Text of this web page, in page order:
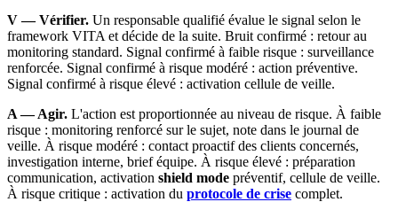
V — Vérifier. Un responsable qualifié évalue le signal selon le
framework VITA et décide de la suite. Bruit confirmé : retour au
monitoring standard. Signal confirmé à faible risque : surveillance
renforcée. Signal confirmé à risque modéré : action préventive.
Signal confirmé à risque élevé : activation cellule de veille.
A — Agir. L'action est proportionnée au niveau de risque. À faible
risque : monitoring renforcé sur le sujet, note dans le journal de
veille. À risque modéré : contact proactif des clients concernés,
investigation interne, brief équipe. À risque élevé : préparation
communication, activation shield mode préventif, cellule de veille.
À risque critique : activation du protocole de crise complet.